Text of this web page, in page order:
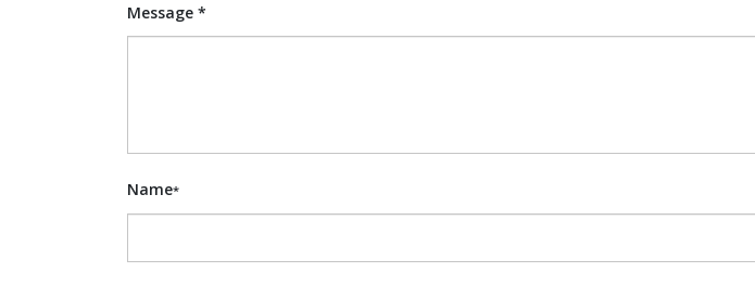
Message *
Name*